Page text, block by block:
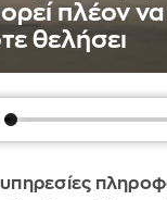
πλέον να
θελήσει
υπηρεσίες